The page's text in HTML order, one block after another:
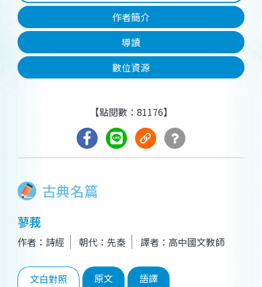
作者簡介
導讀
數位資源
【點閱數：81176】
古典名篇
蓼莪
作者：詩經 朝代：先秦 譯者：高中國文教師
文白對照 原文 語譯